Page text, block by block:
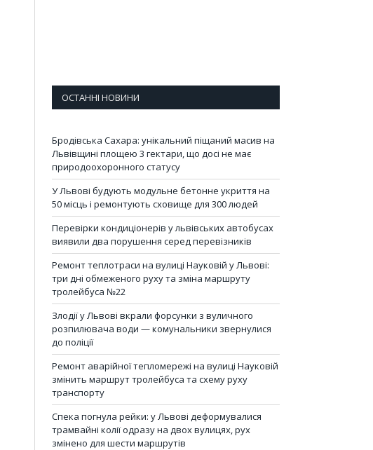
ОСТАННІ НОВИНИ
Бродівська Сахара: унікальний піщаний масив на
Львівщині площею 3 гектари, що досі не має
природоохоронного статусу
У Львові будують модульне бетонне укриття на
50 місць і ремонтують сховище для 300 людей
Перевірки кондиціонерів у львівських автобусах
виявили два порушення серед перевізників
Ремонт теплотраси на вулиці Науковій у Львові:
три дні обмеженого руху та зміна маршруту
тролейбуса №22
Злодії у Львові вкрали форсунки з вуличного
розпилювача води — комунальники звернулися
до поліції
Ремонт аварійної тепломережі на вулиці Науковій
змінить маршрут тролейбуса та схему руху
транспорту
Спека погнула рейки: у Львові деформувалися
трамвайні колії одразу на двох вулицях, рух
змінено для шести маршрутів